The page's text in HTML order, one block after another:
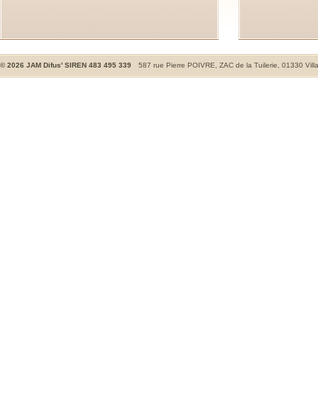
©2026 JAM Difus' SIREN 483 495 339 587 rue Pierre POIVRE, ZAC de la Tuilerie, 01330